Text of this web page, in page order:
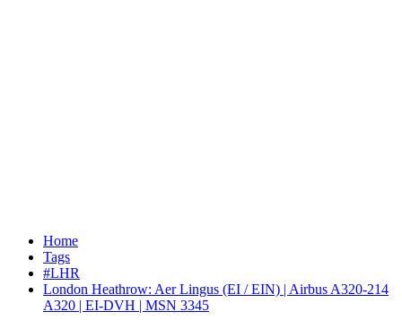
Home
Tags
#LHR
London Heathrow: Aer Lingus (EI / EIN) | Airbus A320-214
A320 | EI-DVH | MSN 3345